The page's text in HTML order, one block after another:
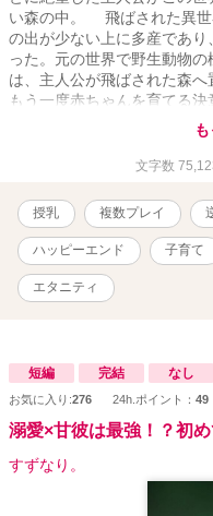
い森の中。 飛ばされた異世
の出が少ない上に多産であ
った。元の世界で野生動物
は、主人公が飛ばされた森
もう一度赤ちゃんを育て
母乳でるんだ？ あれ？赤ち
の？ 転生したら母乳チー
りがとう。僕と結婚してく
けど、私一応お母さんで
愛されるお話。 ※注意※
性がクズ ・妊娠、出産に対
表現があり ・赤ちゃんが
れる表現あり ・残酷、可
繋がって無いが、母と子の
文字数
授乳 複数プレイ
ハッピーエンド 子育て
エタニティ
短編 完結 なし
お気に入り:276 24h.ポイント： 49
溺愛×甘彼は最強！？初
すずなり。